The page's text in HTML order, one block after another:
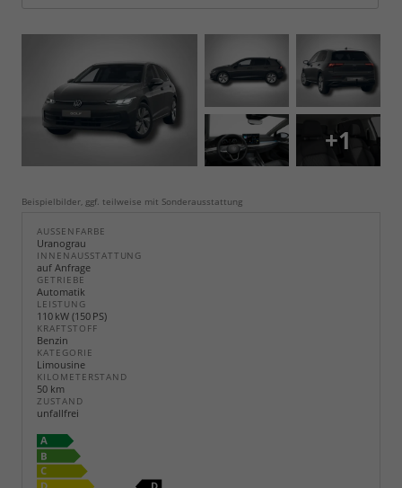
+1
Beispielbilder, ggf. teilweise mit Sonderausstattung
AUSSENFARBE
Uranograu
INNENAUSSTATTUNG
auf Anfrage
GETRIEBE
Automatik
LEISTUNG
110 kW (150 PS)
KRAFTSTOFF
Benzin
KATEGORIE
Limousine
KILOMETERSTAND
50 km
ZUSTAND
unfallfrei